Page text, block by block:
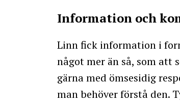
Information och
Linn fick information i
något mer än så, som
gärna med ömsesidig
man behöver förstå den.